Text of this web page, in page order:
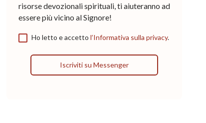
risorse devozionali spirituali, ti aiuteranno ad
essere più vicino al Signore!
Ho letto e accetto l’Informativa sulla privacy.
Iscriviti su Messenger